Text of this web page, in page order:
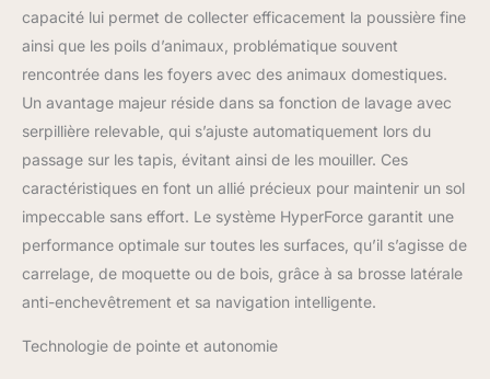
chaque surface
d'accueil tout-en-un :
pour une commodité
ultime, la station
d'accueil avancée vide
automatiquement la
scellé de 2,7 L avec une
durée de 7 semaines,
remplit l'eau avec un
réservoir de 4 L pour une
couverture de 330 m²,
lave soigneusement les
garantissant que le
capacité lui permet de collecter efficacement la poussière fine
ainsi que les poils d’animaux, problématique souvent
rencontrée dans les foyers avec des animaux domestiques.
Un avantage majeur réside dans sa fonction de lavage avec
serpillière relevable, qui s’ajuste automatiquement lors du
passage sur les tapis, évitant ainsi de les mouiller. Ces
caractéristiques en font un allié précieux pour maintenir un sol
impeccable sans effort. Le système HyperForce garantit une
performance optimale sur toutes les surfaces, qu’il s’agisse de
carrelage, de moquette ou de bois, grâce à sa brosse latérale
anti-enchevêtrement et sa navigation intelligente.
Technologie de pointe et autonomie